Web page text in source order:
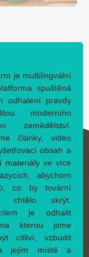
je multilingvální
spuštěná
odhalení pravdy
moderního
zemědělství.
články, video
obsah a
materiály ve více
abychom
co by tovární
chtělo skrýt.
je odhalit
kterou jsme
citliví, vzbudit
jejím místě a